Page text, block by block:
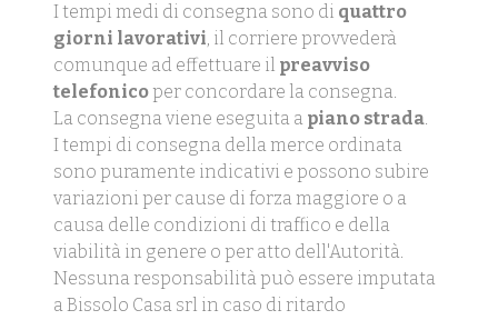
I tempi medi di consegna sono di quattro
giorni lavorativi, il corriere provvederà
comunque ad effettuare il preavviso
telefonicoper concordare la consegna.
La consegna viene eseguita a piano strada.
I tempi di consegna della merce ordinata
sono puramente indicativi e possono subire
variazioni per cause di forza maggiore o a
causa delle condizioni di traffico e della
viabilità in genere o per atto dell'Autorità.
Nessuna responsabilità può essere imputata
a Bissolo Casa srl in caso di ritardo